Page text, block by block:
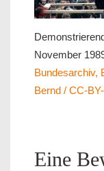
November
Bundesarchiv,
Bernd / CC-
Eine